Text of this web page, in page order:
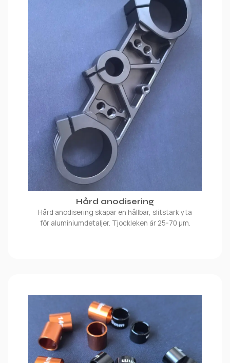
Hård anodisering
Hård anodisering skapar en hållbar, slitstark yta
för aluminiumdetaljer. Tjockleken är 25-70 μm.